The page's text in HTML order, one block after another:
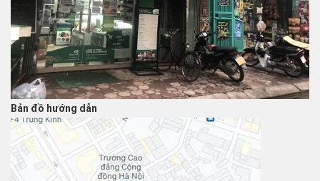
Bản đồ hướng dẫn